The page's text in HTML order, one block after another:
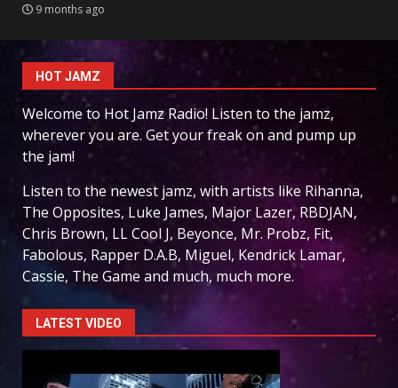
9 months ago
HOT JAMZ
Welcome to Hot Jamz Radio! Listen to the jamz,
wherever you are. Get your freak on and pump up
the jam!
Listen to the newest jamz, with artists like Rihanna,
The Opposites, Luke James, Major Lazer, RBDJAN,
Chris Brown, LL Cool J, Beyonce, Mr. Probz, Fit,
Fabolous, Rapper D.A.B, Miguel, Kendrick Lamar,
Cassie, The Game and much, much more.
LATEST VIDEO